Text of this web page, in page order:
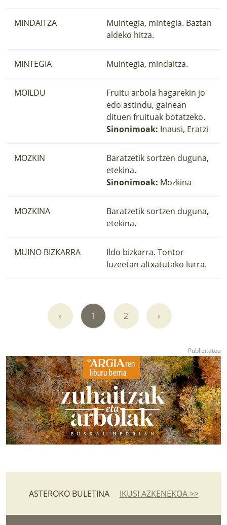
MINDAITZA
Muintegia, mintegia. Baztan
aldeko hitza.
MINTEGIA Muintegia, mindaitza.
MOILDU
Fruitu arbola hagarekin jo
edo astindu, gainean
dituen fruituak botatzeko.
Sinonimoak: Inausi, Eratzi
MOZKIN
Baratzetik sortzen duguna,
etekina.
Sinonimoak: Mozkina
MOZKINA
Baratzetik sortzen duguna,
etekina.
MUINO BIZKARRA
Ildo bizkarra. Tontor
luzeetan altxatutako lurra.
‹ 1 2 ›
ASTEROKO BULETINA IKUSI AZKENEKOA >>